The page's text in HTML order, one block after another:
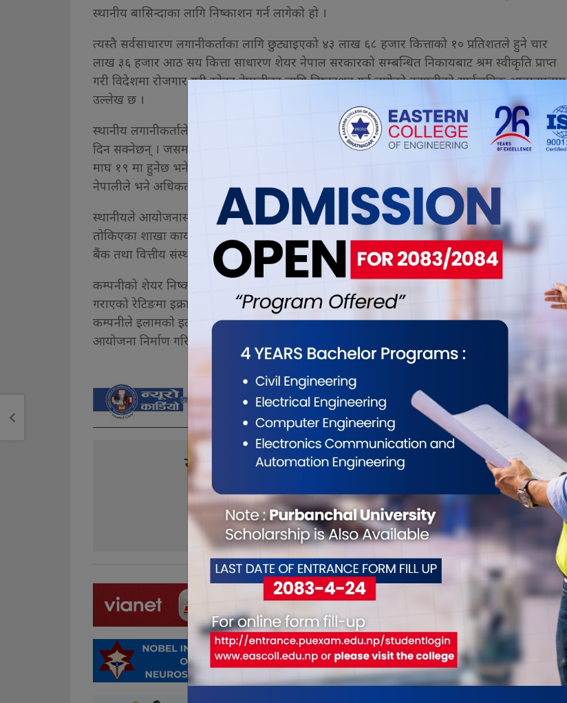
स्थानीय बासिन्दाका लागि निष्काशन गर्न लागेको हो ।
त्यस्तै सर्वसाधारण लगानीकर्ताका लागि छुट्याइएको ४३ लाख ६८ हजार कित्ताको १० प्रतिशतले हुने चार
लाख ३६ हजार आठ सय कित्ता साधारण शेयर नेपाल सरकारको सम्बन्धित निकायबाट श्रम स्वीकृति प्राप्त
गरी विदेशमा रोजगार गरी रहेका नेपालीका लागि निष्काशन गर्न लागेको कम्पनीको सार्वजनिक आह्वानपत्रमा
उल्लेख छ ।
स्थानीय लगानीकर्ताले शेयर खरिदका लागि न्यूनतम १० कित्तादेखि अधिकतम १० हजार कित्तासम्म आवेदन
दिन सक्नेछन् । जसमा आयोजन प्रभावित क्षेत्रका स्थानीय बासिन्दाका लागि निष्काशन बन्द छिटोमा आगामी
माघ १९ मा हुनेछ भने ढिलोमा आगामी फागुन ५ बन्द हुने कम्पनीले जनाएको छ । वैदेशिक रोजगारीमा रहेका
नेपालीले भने अधिकतम ५० हजार कित्ताका लागि माघ १९ गतेभित्र आवेदन दिनुपर्ने छ ।
स्थानीयले आयोजनास्थलमा रहेको कम्पनीको कार्यालय, प्रभु बैंक, सेञ्चुरी बैंक, र प्राइम कमर्सियल बैंकले
तोकिएका शाखा कार्यालयबाट आवेदन दिन सक्नेछन् । वैदेशिक रोजगारीमा रहेका नेपालीले आस्बा सदस्य
बैंक तथा वित्तीय संस्था र तिनका तोकिएका शाखा कार्यालयबाट आवेदन दिन सक्ने कम्पनीले जनाएको छ ।
कम्पनीको शेयर निष्काशन तथा बिक्री प्रबन्धक प्रभु क्यापिटल लिमिटेड छ । आइपीओ निष्काशनका लागि
गराएको रेटिङमा इक्रा नेपालले कम्पनीलाई इक्रा एनपी आईआर बीबीबी माइनस रेटिङ प्रदान गरेको छ ।
कम्पनीले इलामको इलाम नगरपालिका–२ स्थित माई ओलामा नौ दशमलव छ मेगावाट क्षमताको जलविद्युत्
आयोजना निर्माण गरिरहेको छ ।
यो खबर पढेर तपाईलाई कस्तो महसुस भयो ?
0 0 0 0 0